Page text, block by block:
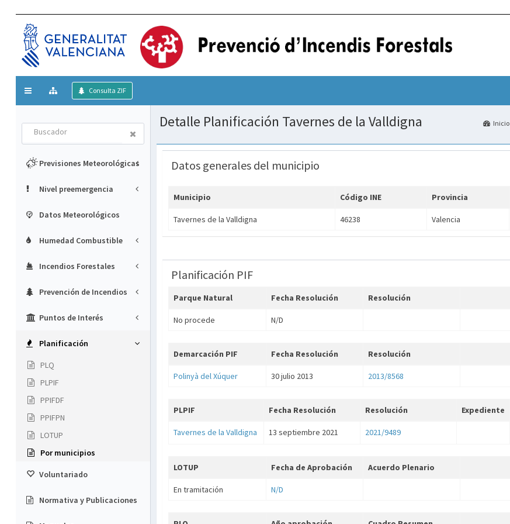
Mostrar/ocultar
Consulta ZIF
Buscador
Previsiones Meteorológicas
Nivel preemergencia
Datos Meteorológicos
Humedad Combustible
Incendios Forestales
Prevención de Incendios
Puntos de Interés
Planificación
PLQ
PLPIF
PPIFDF
PPIFPN
LOTUP
Por municipios
Voluntariado
Normativa y Publicaciones
Detalle Planificación Tavernes de la Valldigna Inicio
Datos generales del municipio
Municipio Código INE Provincia
Tavernes de la Valldigna 46238 Valencia
Planificación PIF
Parque Natural Fecha Resolución Resolución
No procede N/D
Demarcación PIF Fecha Resolución Resolución
Polinyà del Xúquer 30 julio 2013 2013/8568
PLPIF Fecha Resolución Resolución Expediente
Tavernes de la Valldigna 13 septiembre 2021 2021/9489
LOTUP Fecha de Aprobación Acuerdo Plenario
En tramitación N/D